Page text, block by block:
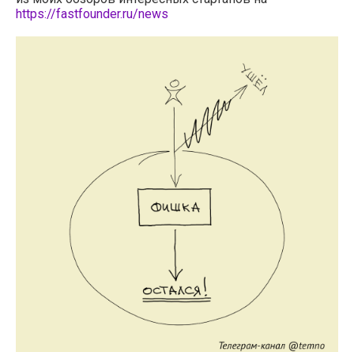
https://fastfounder.ru/news